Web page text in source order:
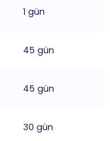
1 gün
45 gün
45 gün
30 gün